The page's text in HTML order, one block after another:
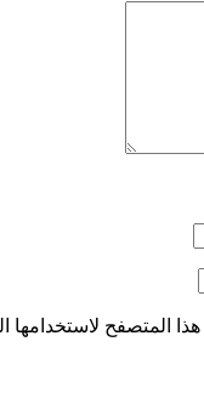
المتصفح لاستخدامها